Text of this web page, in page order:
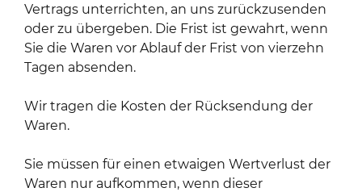
Vertrags unterrichten, an uns zurückzusenden
oder zu übergeben. Die Frist ist gewahrt, wenn
Sie die Waren vor Ablauf der Frist von vierzehn
Tagen absenden.
Wir tragen die Kosten der Rücksendung der
Waren.
Sie müssen für einen etwaigen Wertverlust der
Waren nur aufkommen, wenn dieser